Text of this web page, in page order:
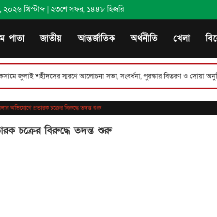
খ্রিস্টাব্দ | ২৩শে সফর, ১৪৪৮ হিজরি
পাতা জাতীয় আন্তর্জাতিক অর্থনীতি খেলা
স্মরণে আলোচনা সভা, সংবর্ধনা, পুরস্কার বিতরণ ও দোয়া অনুষ্ঠিত।
অভিযোগে প্রতারক চক্রের বিরুদ্ধে তদন্ত শুরু
চক্রের বিরুদ্ধে তদন্ত শুরু